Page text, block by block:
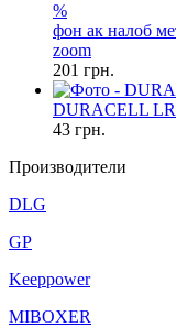
%
фон ак налоб
zoom
201 грн.
DURACELL
43 грн.
Производители
DLG
GP
Keeppower
MIBOXER